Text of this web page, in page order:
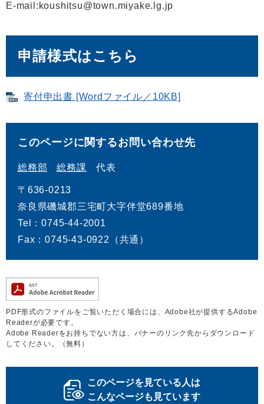
E-mail:koushitsu@town.miyake.lg.jp
申請様式はこちら
寄付申出書 [Wordファイル／10KB]
このページに関するお問い合わせ先
総務部 総務課 代表
〒636-0213
奈良県磯城郡三宅町大字伴堂689番地
Tel：0745-44-2001
Fax：0745-43-0922（共通）
PDF形式のファイルをご覧いただく場合には、Adobe社が提供するAdobe
Readerが必要です。
Adobe Readerをお持ちでない方は、バナーのリンク先からダウンロード
してください。（無料）
このページを見ている人は
こんなページも見ています